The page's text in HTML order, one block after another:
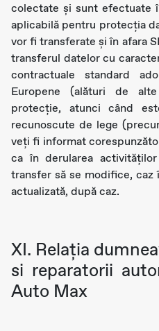
colectate și sunt efectuate
aplicabilă pentru protecția
vor fi transferate și în afara
transferul datelor cu
contractuale standard
Europene (alături de
protecție, atunci când
recunoscute de lege
veți fi informat
ca în derularea
transfer să se modifice, caz
actualizată, după caz.
XI. Relația
si reparatorii
Auto Max